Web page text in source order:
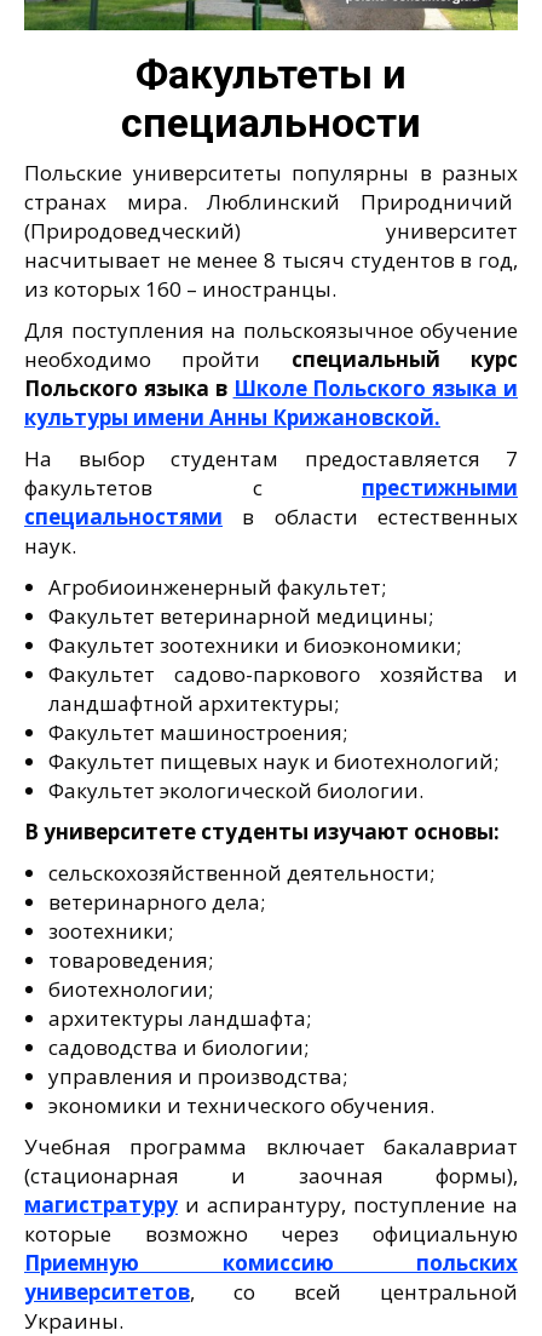
Факультеты и
специальности
Польские университеты популярны в разных
странах мира. Люблинский Природничий
(Природоведческий) университет
насчитывает не менее 8 тысяч студентов в год,
из которых 160 – иностранцы.
Для поступления на польскоязычное обучение
необходимо пройти специальный курс
Польского языка в Школе Польского языка и
культуры имени Анны Крижановской.
На выбор студентам предоставляется 7
факультетов с престижными
специальностями
в области естественных
наук.
Агробиоинженерный факультет;
Факультет ветеринарной медицины;
Факультет зоотехники и биоэкономики;
Факультет садово-паркового хозяйства и
ландшафтной архитектуры;
Факультет машиностроения;
Факультет пищевых наук и биотехнологий;
Факультет экологической биологии.
В университете студенты изучают основы:
сельскохозяйственной деятельности;
ветеринарного дела;
зоотехники;
товароведения;
биотехнологии;
архитектуры ландшафта;
садоводства и биологии;
управления и производства;
экономики и технического обучения.
Учебная программа включает бакалавриат
(стационарная и заочная формы),
магистратуру и аспирантуру, поступление на
которые возможно через официальную
Приемную комиссию польских
университетов, со всей центральной
Украины.